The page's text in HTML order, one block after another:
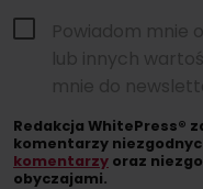
Powiadom mnie
lub innych
mnie do
Redakcja WhitePress®
komentarzy
komentarzy oraz
obyczajami.